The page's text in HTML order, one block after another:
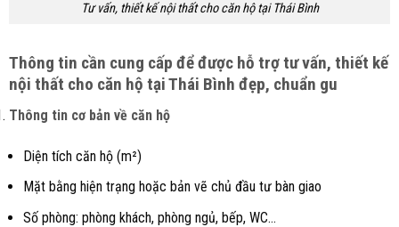
Tư vấn, thiết kế nội thất cho căn hộ tại Thái Bình
Thông tin cần cung cấp để được hỗ trợ tư vấn, thiết kế
nội thất cho căn hộ tại Thái Bình đẹp, chuẩn gu
Thông tin cơ bản về căn hộ
Diện tích căn hộ (m²)
Mặt bằng hiện trạng hoặc bản vẽ chủ đầu tư bàn giao
Số phòng: phòng khách, phòng ngủ, bếp, WC…